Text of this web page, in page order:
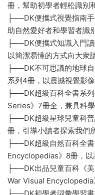
冊，幫助初學者輕松識别
├──DK便攜式視覺指南
助自然愛好者和學習者識
├──DK便攜式知識入門
以簡潔易懂的方式向大衆
├──DK不可思議的地球
系列4冊，以震撼視覺影
├──DK超級百科全書系
Series》7冊全，兼具科
├──DK超級星球兒童科
冊，引導小讀者探索我們
├──DK超級自然百科全
Encyclopedias》8冊，
├──DK出品兒童百科《
War Visual Encyclopedia